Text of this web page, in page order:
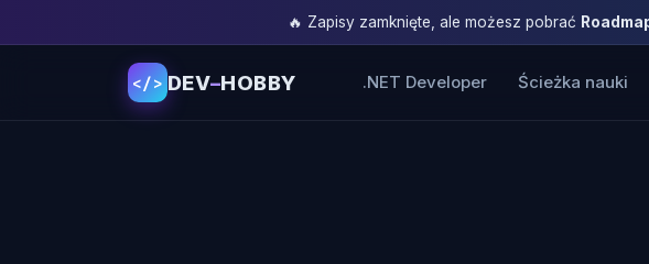
🔥 Zapisy zamknięte, ale możesz pobrać
</> DEV–HOBBY .NET Developer Ścieżka nauki